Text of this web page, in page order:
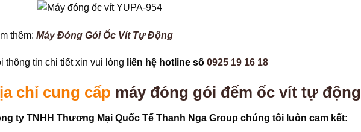
thêm: Máy Đóng Gói Ốc Vít Tự Động
thông tin chi tiết xin vui lòng liên hệ hotline số 0925 19 16 18
chỉ cung cấp máy đóng gói đếm ốc vít tự động
ty TNHH Thương Mại Quốc Tế Thanh Nga Group chúng tôi luôn cam kết: